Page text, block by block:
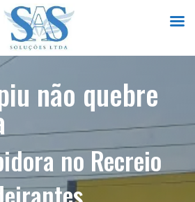
não quebre
no Recreio